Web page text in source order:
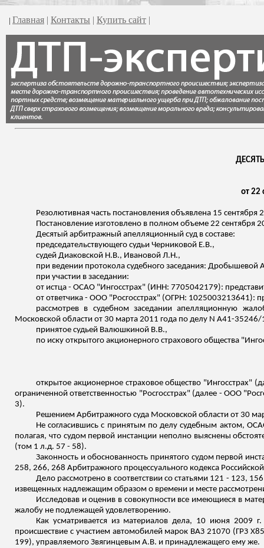
| Главная | Контакты | Купить сайт |
от 22
Резолютивная часть постановления объявлена 15 сентября
Постановление изготовлено в полном объеме 22 сентября
Десятый арбитражный апелляционный суд в составе:
председательствующего судьи Черниковой Е.В.,
судей Диаковской Н.В., Ивановой Л.Н.,
при ведении протокола судебного заседания: Дробышевой
при участии в заседании:
от истца - ОСАО "Ингосстрах" (ИНН: 7705042179):
от ответчика - ООО "Росгосстрах" (ОГРН: 1025003213641):
рассмотрев в судебном заседании апелляционную
Московской области от 30 марта 2011 года по делу N А41-35246/
принятое судьей Валюшкиной В.В.,
по иску открытого акционерного страхового общества
открытое акционерное страховое общество "Ингосстрах"
ограниченной ответственностью "Росгосстрах" (далее - ООО
3).
Решением Арбитражного суда Московской области от 30
Не согласившись с принятым по делу судебным актом,
полагая, что судом первой инстанции неполно выяснены
(том 1 л.д. 57 - 58).
Законность и обоснованность принятого судом первой
258, 266, 268 Арбитражного процессуального кодекса
Дело рассмотрено в соответствии со статьями 121 - 123,
извещенных надлежащим образом о времени и месте
Исследовав и оценив в совокупности все имеющиеся в
жалобу не подлежащей удовлетворению.
Как усматривается из материалов дела, 10 июня 2009
происшествие с участием автомобилей марок ВАЗ 21070 (ГРЗ
199), управляемого Звягинцевым А.В. и принадлежащего ему же.